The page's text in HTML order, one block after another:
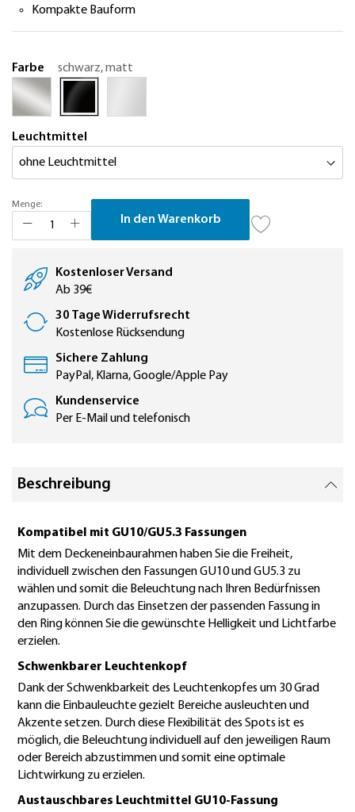
Kompakte Bauform
Farbe schwarz, matt
Leuchtmittel
Menge:
In den Warenkorb
Kostenloser Versand
Ab 39€
30 Tage Widerrufsrecht
Kostenlose Rücksendung
Sichere Zahlung
PayPal, Klarna, Google/Apple Pay
Kundenservice
Per E-Mail und telefonisch
Beschreibung
Kompatibel mit GU10/GU5.3 Fassungen
Mit dem Deckeneinbaurahmen haben Sie die Freiheit,
individuell zwischen den Fassungen GU10 und GU5.3 zu
wählen und somit die Beleuchtung nach Ihren Bedürfnissen
anzupassen. Durch das Einsetzen der passenden Fassung in
den Ring können Sie die gewünschte Helligkeit und Lichtfarbe
erzielen.
Schwenkbarer Leuchtenkopf
Dank der Schwenkbarkeit des Leuchtenkopfes um 30 Grad
kann die Einbauleuchte gezielt Bereiche ausleuchten und
Akzente setzen. Durch diese Flexibilität des Spots ist es
möglich, die Beleuchtung individuell auf den jeweiligen Raum
oder Bereich abzustimmen und somit eine optimale
Lichtwirkung zu erzielen.
Austauschbares Leuchtmittel GU10-Fassung